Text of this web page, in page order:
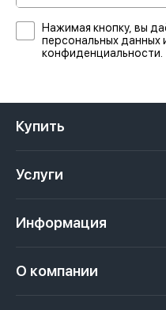
Нажимая кнопку, вы
персональных данных
конфиденциальности.
Купить
Апартаменты в Дубае
Пентхаус в Дубае
Услуги
Сдать недвижимость в
Информация
О компании